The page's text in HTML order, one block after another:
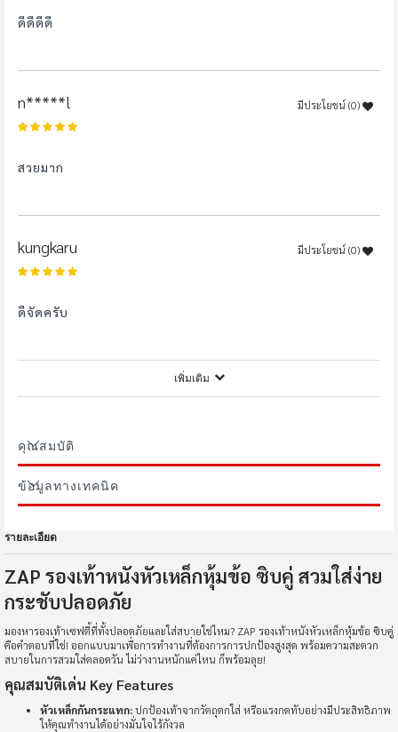
ดีดีดีดี
n*****l
สวยมาก
มีประโยชน์ (0)
kungkaru
ดีจัดครับ
มีประโยชน์ (0)
h*****g
ตรงปกครับ
มีประโยชน์ (0)
w*****6
100%
คุณภาพ:ใช้ได้ดี
m**rxne
100%
เพิ่มเติม
คุณสมบัติ
ข้อมูลทางเทคนิค
รายละเอียด
ZAP รองเท้าหนังหัวเหล็กหุ้มข้อ ซิบคู่ สวมใส่ง่าย
กระชับปลอดภัย
มองหารองเท้าเซฟตี้ที่ทั้งปลอดภัยและใส่สบายใช่ไหม? ZAP รองเท้าหนังหัวเหล็กหุ้มข้อ ซิบคู่
คือคำตอบที่ใช่! ออกแบบมาเพื่อการทำงานที่ต้องการการปกป้องสูงสุด พร้อมความสะดวก
สบายในการสวมใส่ตลอดวัน ไม่ว่างานหนักแค่ไหน ก็พร้อมลุย!
คุณสมบัติเด่น Key Features
หัวเหล็กกันกระแทก:ปกป้องเท้าจากวัตถุตกใส่ หรือแรงกดทับอย่างมีประสิทธิภาพ
ให้คุณทำงานได้อย่างมั่นใจไร้กังวล